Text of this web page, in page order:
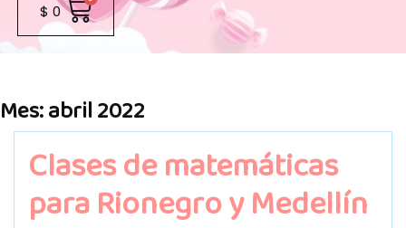
$ 0
Mes:abril 2022
Clases de matemáticas
para Rionegro y Medellín